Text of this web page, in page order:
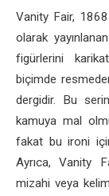
Vanity Fair, 1868
olarak
figürlerini
biçimde
dergidir. Bu
kamuya mal
fakat bu ironi
Ayrıca, Vanity
mizahi veya